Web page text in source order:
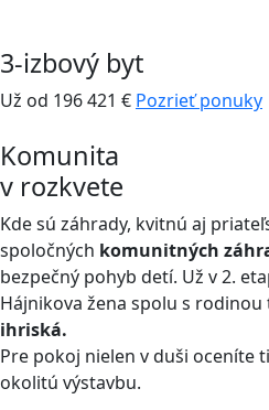
3-izbový byt
Už od 196 421 € Pozrieť ponuky
Komunita
v rozkvete
Kde sú záhrady, kvitnú aj
spoločných komunitných
bezpečný pohyb detí. Už v 2.
Hájnikova žena spolu s rodinou
ihriská.
Pre pokoj nielen v duši oceníte
okolitú výstavbu.